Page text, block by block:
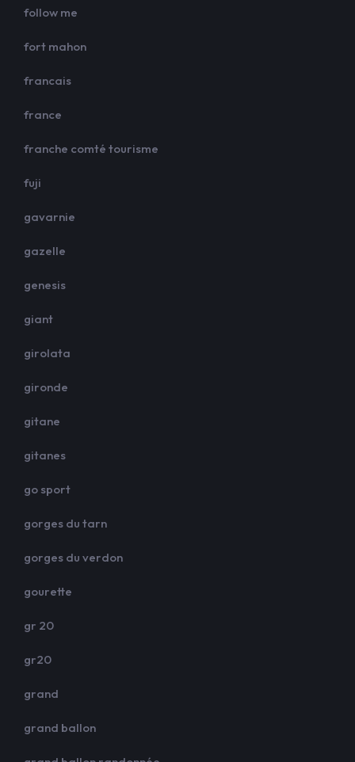
follow me
fort mahon
francais
france
franche comté tourisme
fuji
gavarnie
gazelle
genesis
giant
girolata
gironde
gitane
gitanes
go sport
gorges du tarn
gorges du verdon
gourette
gr 20
gr20
grand
grand ballon